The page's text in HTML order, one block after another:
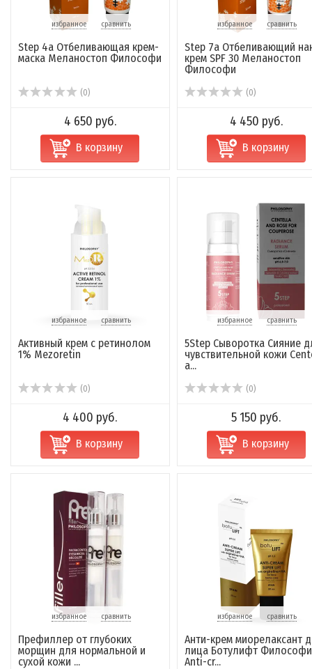
(0)
2 880 руб.
капли Nat...
(0)
4 410 руб.
избранное сравнить
Step 4а Отбеливающая крем-
маска Меланостоп Философи
(0)
4 650 руб.
В корзину
избранное сравнить
Step 7a Отбеливающий
крем SPF 30 Меланостоп
Философи
(0)
4 450 руб.
В корзину
избранное сравнить
Активный крем с ретинолом
1% Mezoretin
(0)
4 400 руб.
В корзину
избранное сравнить
5Step Сыворотка Сияние
чувствительной кожи
a...
(0)
5 150 руб.
В корзину
избранное сравнить
Префиллер от глубоких
морщин для нормальной и
сухой кожи ...
избранное сравнить
Анти-крем миорелаксант
лица Ботулифт Философи
Anti-cr...